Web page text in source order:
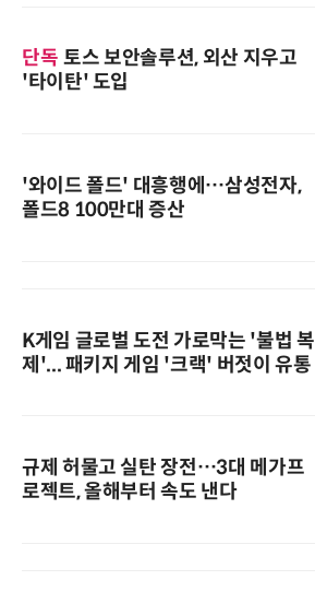
단독 토스 보안솔루션, 외산 지우고
'타이탄' 도입
'와이드 폴드' 대흥행에…삼성전자,
폴드8 100만대 증산
K게임 글로벌 도전 가로막는 '불법 복
제'... 패키지 게임 '크랙' 버젓이 유통
규제 허물고 실탄 장전…3대 메가프
로젝트, 올해부터 속도 낸다